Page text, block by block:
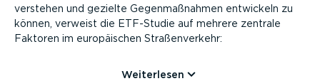
verstehen und gezielte Gegen­maß­nahmen entwickeln zu
können, verweist die ETF-Studie auf mehrere zentrale
Faktoren im europäi­schen Straßen­verkehr:
Weiterlesen